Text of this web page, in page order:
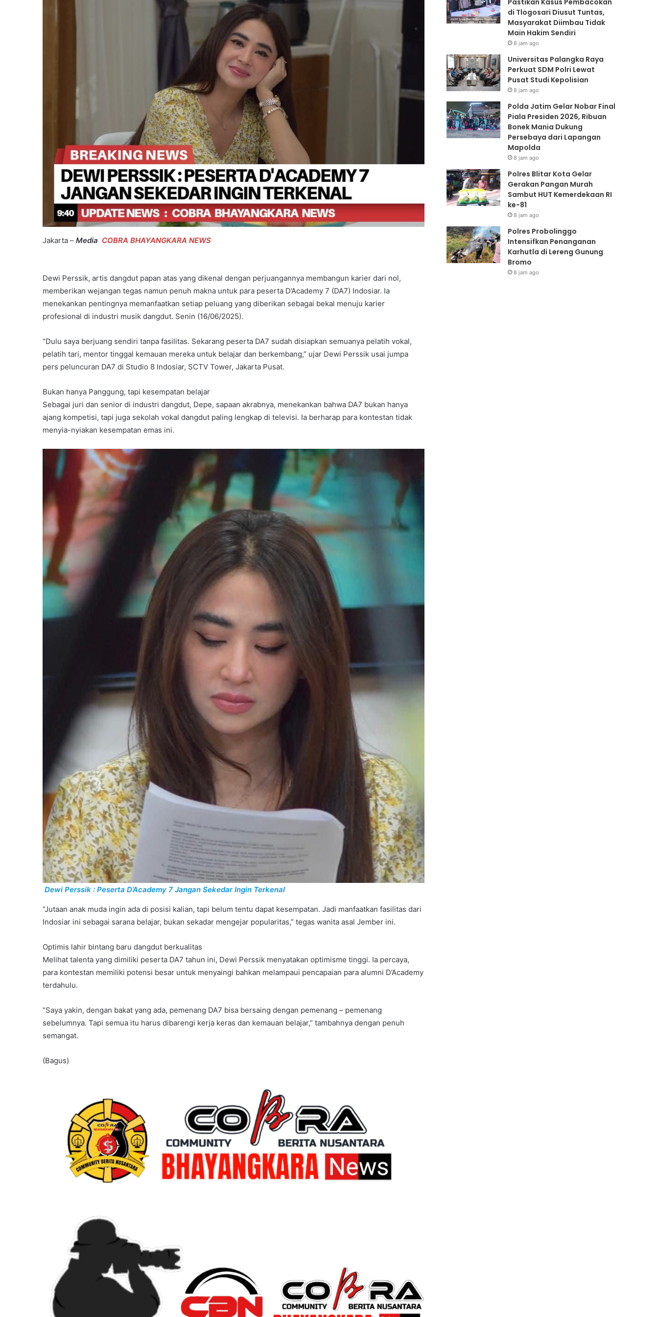
Jakarta – Media COBRA BHAYANGKARA NEWS
Dewi Perssik, artis dangdut papan atas yang dikenal dengan perjuangannya membangun karier dari nol,
memberikan wejangan tegas namun penuh makna untuk para peserta D’Academy 7 (DA7) Indosiar. Ia
menekankan pentingnya memanfaatkan setiap peluang yang diberikan sebagai bekal menuju karier
profesional di industri musik dangdut. Senin (16/06/2025).
“Dulu saya berjuang sendiri tanpa fasilitas. Sekarang peserta DA7 sudah disiapkan semuanya pelatih vokal,
pelatih tari, mentor tinggal kemauan mereka untuk belajar dan berkembang,” ujar Dewi Perssik usai jumpa
pers peluncuran DA7 di Studio 8 Indosiar, SCTV Tower, Jakarta Pusat.
Bukan hanya Panggung, tapi kesempatan belajar
Sebagai juri dan senior di industri dangdut, Depe, sapaan akrabnya, menekankan bahwa DA7 bukan hanya
ajang kompetisi, tapi juga sekolah vokal dangdut paling lengkap di televisi. Ia berharap para kontestan tidak
menyia-nyiakan kesempatan emas ini.
Dewi Perssik : Peserta D’Academy 7 Jangan Sekedar Ingin Terkenal
“Jutaan anak muda ingin ada di posisi kalian, tapi belum tentu dapat kesempatan. Jadi manfaatkan fasilitas dari
Indosiar ini sebagai sarana belajar, bukan sekadar mengejar popularitas,” tegas wanita asal Jember ini.
Optimis lahir bintang baru dangdut berkualitas
Melihat talenta yang dimiliki peserta DA7 tahun ini, Dewi Perssik menyatakan optimisme tinggi. Ia percaya,
para kontestan memiliki potensi besar untuk menyaingi bahkan melampaui pencapaian para alumni D’Academy
terdahulu.
“Saya yakin, dengan bakat yang ada, pemenang DA7 bisa bersaing dengan pemenang – pemenang
sebelumnya. Tapi semua itu harus dibarengi kerja keras dan kemauan belajar,” tambahnya dengan penuh
semangat.
(Bagus)
Main
Hakim
Sendiri
Lapangan
Mapolda
Pastikan Kasus Pembacokan
di Tlogosari Diusut Tuntas,
Masyarakat Diimbau Tidak
Main Hakim Sendiri
8 jam ago
Universitas Palangka Raya
Perkuat SDM Polri Lewat
Pusat Studi Kepolisian
8 jam ago
Polda Jatim Gelar Nobar Final
Piala Presiden 2026, Ribuan
Bonek Mania Dukung
Persebaya dari Lapangan
Mapolda
8 jam ago
Polres Blitar Kota Gelar
Gerakan Pangan Murah
Sambut HUT Kemerdekaan RI
ke-81
8 jam ago
Polres Probolinggo
Intensifkan Penanganan
Karhutla di Lereng Gunung
Bromo
8 jam ago